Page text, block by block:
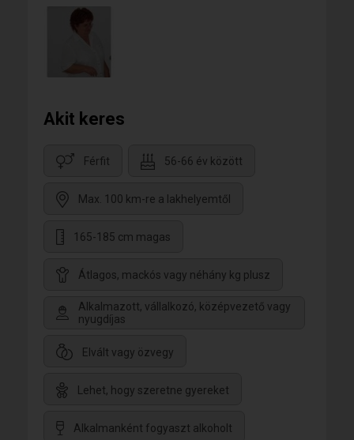
Akit keres
Férfit 56-66 év között
Max. 100 km-re a lakhelyemtől
165-185 cm magas
Átlagos, mackós vagy néhány kg plusz
Alkalmazott, vállalkozó, középvezető vagy
nyugdíjas
Elvált vagy özvegy
Lehet, hogy szeretne gyereket
Alkalmanként fogyaszt alkoholt